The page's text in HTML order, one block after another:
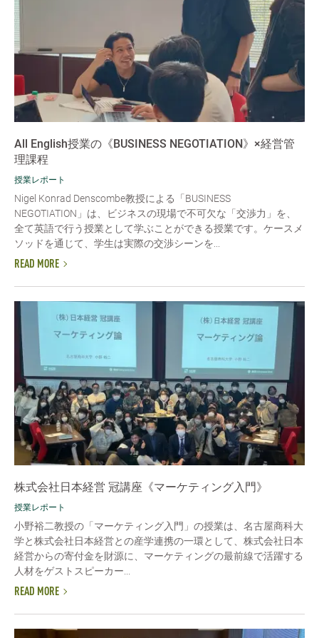
All English授業の《BUSINESS NEGOTIATION》×経営管
理課程
授業レポート
Nigel Konrad Denscombe教授による「BUSINESS
NEGOTIATION」は、ビジネスの現場で不可欠な「交渉力」を、
全て英語で行う授業として学ぶことができる授業です。ケースメ
ソッドを通じて、学生は実際の交渉シーンを...
READ MORE
株式会社日本経営 冠講座《マーケティング入門》
授業レポート
小野裕二教授の「マーケティング入門」の授業は、名古屋商科大
学と株式会社日本経営との産学連携の一環として、株式会社日本
経営からの寄付金を財源に、マーケティングの最前線で活躍する
人材をゲストスピーカー...
READ MORE